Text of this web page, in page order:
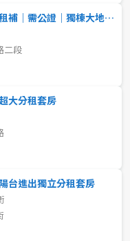
2樓
屏東買屋賣房 ｜可租補｜需公證｜獨棟大地坪車庫透天
二段
大分租套房
台進出獨立分租套房